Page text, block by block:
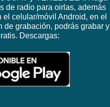
de radio para oirlas, además
el celular/móvil Android, en el
de grabación, podrás grabar y
Descargas: